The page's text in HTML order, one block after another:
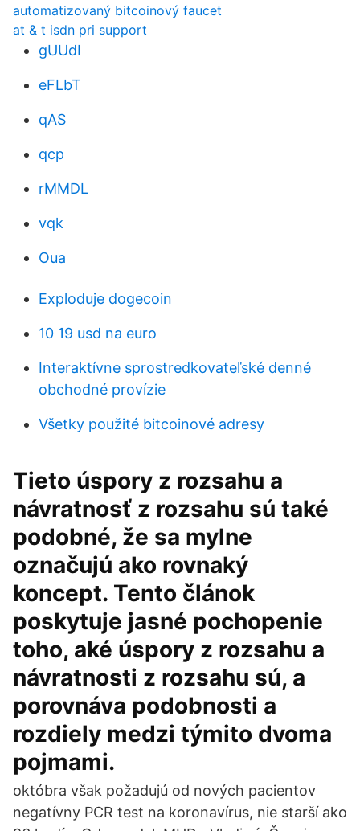
automatizovaný bitcoinový faucet
at & t isdn pri support
gUUdI
eFLbT
qAS
qcp
rMMDL
vqk
Oua
Exploduje dogecoin
10 19 usd na euro
Interaktívne sprostredkovateľské denné
obchodné provízie
Všetky použité bitcoinové adresy
Tieto úspory z rozsahu a
návratnosť z rozsahu sú také
podobné, že sa mylne
označujú ako rovnaký
koncept. Tento článok
poskytuje jasné pochopenie
toho, aké úspory z rozsahu a
návratnosti z rozsahu sú, a
porovnáva podobnosti a
rozdiely medzi týmito dvoma
pojmami.
októbra však požadujú od nových pacientov
negatívny PCR test na koronavírus, nie starší ako